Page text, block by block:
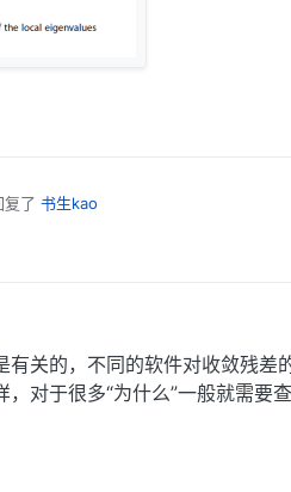
复了 书生kao
关的，不同的软件对收敛残差
对于很多“为什么”一般就需要